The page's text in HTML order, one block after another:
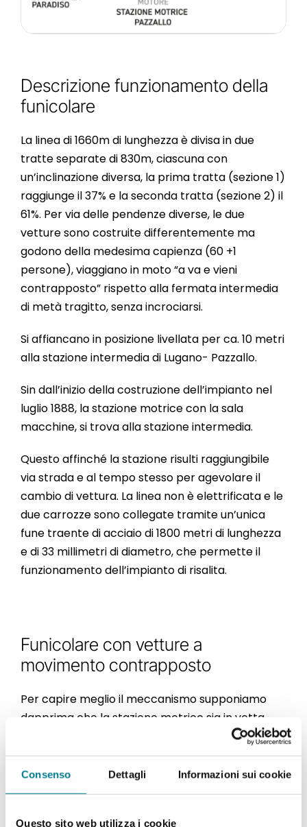
Consenso Dettagli Informazioni sui cookie
Questo sito web utilizza i cookie
Descrizione funzionamento della
funicolare
La linea di 1660m di lunghezza è divisa in due
tratte separate di 830m, ciascuna con
un’inclinazione diversa, la prima tratta (sezione 1)
raggiunge il 37% e la seconda tratta (sezione 2) il
61%. Per via delle pendenze diverse, le due
vetture sono costruite differentemente ma
godono della medesima capienza (60 +1
persone), viaggiano in moto “a va e vieni
contrapposto” rispetto alla fermata intermedia
di metà tragitto, senza incrociarsi.
Si affiancano in posizione livellata per ca. 10 metri
alla stazione intermedia di Lugano- Pazzallo.
Sin dall’inizio della costruzione dell’impianto nel
luglio 1888, la stazione motrice con la sala
macchine, si trova alla stazione intermedia.
Questo affinché la stazione risulti raggiungibile
via strada e al tempo stesso per agevolare il
cambio di vettura. La linea non è elettrificata e le
due carrozze sono collegate tramite un’unica
fune traente di acciaio di 1800 metri di lunghezza
e di 33 millimetri di diametro, che permette il
funzionamento dell’impianto di risalita.
Funicolare con vetture a
movimento contrapposto
Per capire meglio il meccanismo supponiamo
dapprima che la stazione motrice sia in vetta.
Immaginiamo inoltre che la vettura 1 si trovi nella
stazione a valle (Paradiso) e la vettura 2 in quella
a monte (vetta San Salvatore). Le due cabine
sono collegate l’una con l’altra mediante la fune